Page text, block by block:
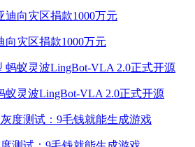
灾区捐款1000万元
蚁灵波LingBot-VLA 2.0正式开源